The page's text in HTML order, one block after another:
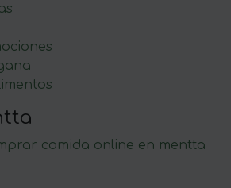
comida online en mentta